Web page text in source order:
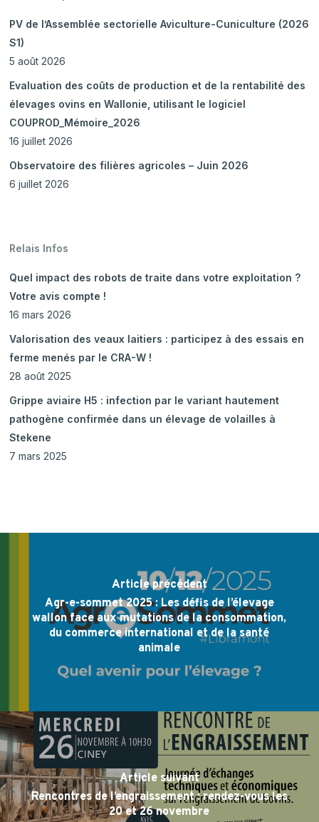
PV de l’Assemblée sectorielle Aviculture-Cuniculture (2026
S1)
5 août 2026
Evaluation des coûts de production et de la rentabilité des
élevages ovins en Wallonie, utilisant le logiciel
COUPROD_Mémoire_2026
16 juillet 2026
Observatoire des filières agricoles – Juin 2026
6 juillet 2026
Relais Infos
Quel impact des robots de traite dans votre exploitation ?
Votre avis compte !
16 mars 2026
Valorisation des veaux laitiers : participez à des essais en
ferme menés par le CRA-W !
28 août 2025
Grippe aviaire H5 : infection par le variant hautement
pathogène confirmée dans un élevage de volailles à
Stekene
7 mars 2025
Article précédent
Agr-e-sommet 2025 : Les défis de l’élevage
wallon face aux mutations de la consommation,
du commerce international et de la santé
animale
Article suivant
Rencontres de l’engraissement : rendez-vous les
20 et 26 novembre